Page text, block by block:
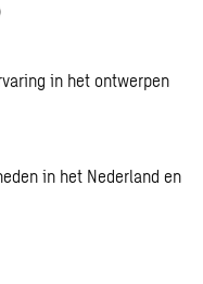
in het ontwerpen
in het Nederland en